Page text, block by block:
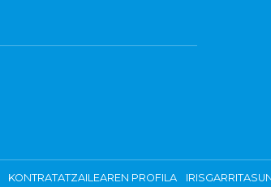
KONTRATATZAILEAREN PROFILA